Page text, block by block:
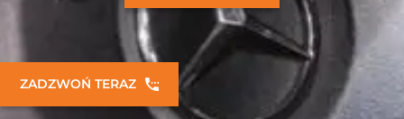
ZADZWOŃ TERAZ